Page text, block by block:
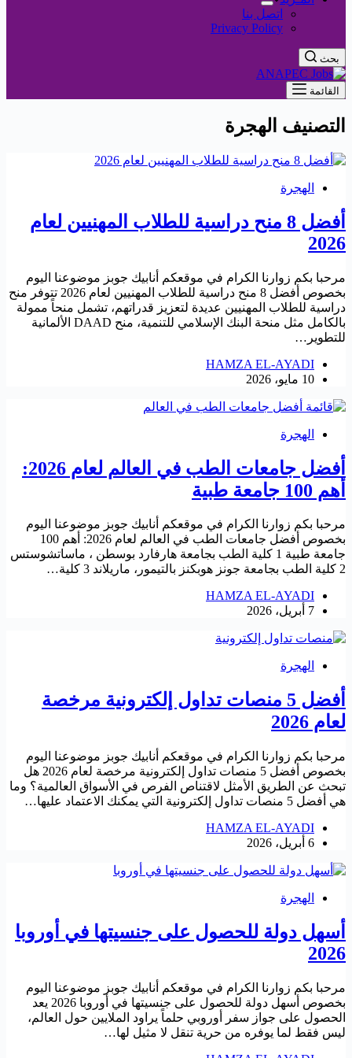
اتصل بنا
Privacy Policy
بحث
القائمة
التصنيف الهجرة
الهجرة
أفضل 8 منح دراسية للطلاب المهنيين لعام
2026
مرحبا بكم زوارنا الكرام في موقعكم أنابيك جوبز موضوعنا اليوم
بخصوص أفضل 8 منح دراسية للطلاب المهنيين لعام 2026 تتوفر منح
دراسية للطلاب المهنيين عديدة لتعزيز قدراتهم، تشمل منحاً ممولة
بالكامل مثل منحة البنك الإسلامي للتنمية، منح DAAD الألمانية
للتطوير…
HAMZA EL-AYADI
10 مايو، 2026
الهجرة
أفضل جامعات الطب في العالم لعام 2026:
أهم 100 جامعة طبية
مرحبا بكم زوارنا الكرام في موقعكم أنابيك جوبز موضوعنا اليوم
بخصوص أفضل جامعات الطب في العالم لعام 2026: أهم 100
جامعة طبية 1 كلية الطب بجامعة هارفارد بوسطن ، ماساتشوستس
2 كلية الطب بجامعة جونز هوبكنز بالتيمور، ماريلاند 3 كلية…
HAMZA EL-AYADI
7 أبريل، 2026
الهجرة
أفضل 5 منصات تداول إلكترونية مرخصة
لعام 2026
مرحبا بكم زوارنا الكرام في موقعكم أنابيك جوبز موضوعنا اليوم
بخصوص أفضل 5 منصات تداول إلكترونية مرخصة لعام 2026 هل
تبحث عن الطريق الأمثل لاقتناص الفرص في الأسواق العالمية؟ وما
هي أفضل 5 منصات تداول إلكترونية التي يمكنك الاعتماد عليها…
HAMZA EL-AYADI
6 أبريل، 2026
الهجرة
أسهل دولة للحصول على جنسيتها في أوروبا
2026
مرحبا بكم زوارنا الكرام في موقعكم أنابيك جوبز موضوعنا اليوم
بخصوص أسهل دولة للحصول على جنسيتها في أوروبا 2026 يعد
الحصول على جواز سفر أوروبي حلماً يراود الملايين حول العالم،
ليس فقط لما يوفره من حرية تنقل لا مثيل لها…